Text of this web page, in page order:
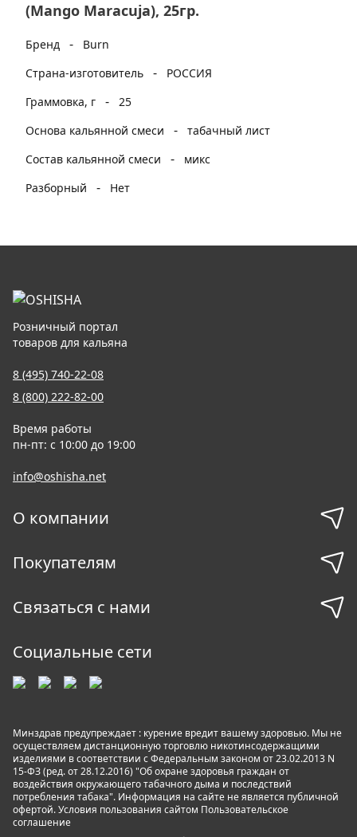
(Mango Maracuja), 25гр.
Бренд -
Burn
Страна-изготовитель
-
РОССИЯ
Граммовка, г
- 25
Основа кальянной смеси
- табачный лист
Состав кальянной смеси
-
микс
Разборный
- Нет
Розничный портал
товаров для кальяна
8 (495) 740-22-08
8 (800) 222-82-00
Время работы
пн-пт: с 10:00 до 19:00
info@oshisha.net
О компании
Покупателям
Связаться с нами
Социальные сети
Минздрав предупреждает : курение вредит вашему здоровью. Мы не
осуществляем дистанционную торговлю никотинсодержащими
изделиями в соответствии с Федеральным законом от 23.02.2013 N
15-ФЗ (ред. от 28.12.2016) "Об охране здоровья граждан от
воздействия окружающего табачного дыма и последствий
потребления табака". Информация на сайте не является публичной
офертой. Условия пользования сайтом Пользовательское
соглашение